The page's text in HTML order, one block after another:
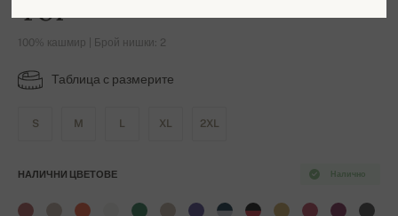
Tor
100% кашмир | Брой нишки: 2
Таблица с размерите
S M L XL 2XL
Налично
НАЛИЧНИ ЦВЕТОВЕ